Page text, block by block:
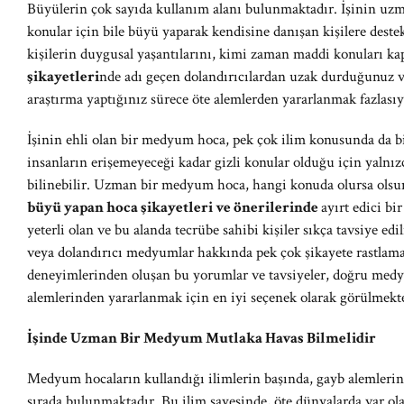
Büyülerin çok sayıda kullanım alanı bulunmaktadır. İşinin
konular için bile büyü yaparak kendisine danışan kişilere
kişilerin duygusal yaşantılarını, kimi zaman maddi konuları
şikayetlerinde adı geçen dolandırıcılardan uzak
araştırma yaptığınız sürece öte alemlerden yararlanmak
İşinin ehli olan bir medyum hoca, pek çok ilim konusunda da
insanların erişemeyeceği kadar gizli konular olduğu için
bilinebilir. Uzman bir medyum hoca, hangi konuda olursa
büyü yapan hoca şikayetleri ve önerilerindeayırt edici
yeterli olan ve bu alanda tecrübe sahibi kişiler sıkça tavsiye
veya dolandırıcı medyumlar hakkında pek çok şikayete
deneyimlerinden oluşan bu yorumlar ve tavsiyeler, doğru
alemlerinden yararlanmak için en iyi seçenek olarak
İşinde Uzman Bir Medyum Mutlaka Havas Bilmelidir
Medyum hocaların kullandığı ilimlerin başında, gayb